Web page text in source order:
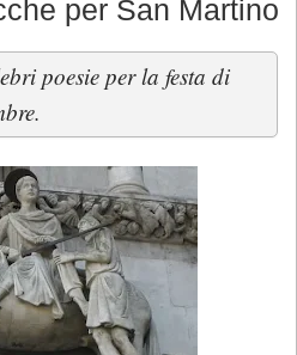
per San Martino
poesie per la festa di